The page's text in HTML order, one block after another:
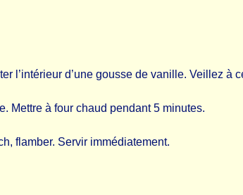
l’intérieur d’une gousse de vanille. Veillez
Mettre à four chaud pendant 5 minutes.
flamber. Servir immédiatement.